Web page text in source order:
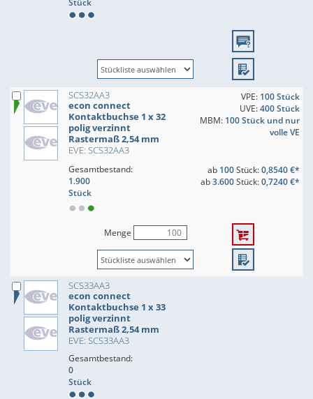
Stück
SCS32AA3
econ connect
Kontaktbuchse 1 x 32
polig verzinnt
Rastermaß 2,54 mm
EVE: SCS32AA3
VPE: 100 Stück
UVE:400 Stück
MBM: 100 Stück und nur
volle VE
Gesamtbestand:
1.900
Stück
ab 100Stück:0,8540 €*
ab3.600Stück:0,7240 €*
Menge
SCS33AA3
econ connect
Kontaktbuchse 1 x 33
polig verzinnt
Rastermaß 2,54 mm
EVE: SCS33AA3
Gesamtbestand:
0
Stück